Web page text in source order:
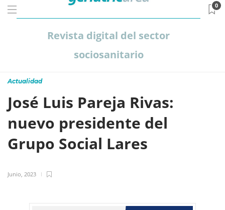
Revista digital del sector
sociosanitario
0
Actualidad
José Luis Pareja Rivas:
nuevo presidente del
Grupo Social Lares
Junio, 2023